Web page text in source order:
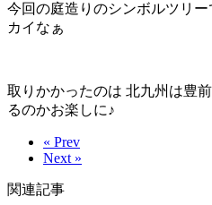
今回の庭造りのシンボルツリ
カイなぁ
取りかかったのは 北九州は豊
るのかお楽しに♪
« Prev
Next »
関連記事